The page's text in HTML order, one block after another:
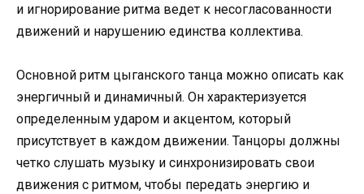
и игнорирование ритма ведет к несогласованности
движений и нарушению единства коллектива.
Основной ритм цыганского танца можно описать как
энергичный и динамичный. Он характеризуется
определенным ударом и акцентом, который
присутствует в каждом движении. Танцоры должны
четко слушать музыку и синхронизировать свои
движения с ритмом, чтобы передать энергию и